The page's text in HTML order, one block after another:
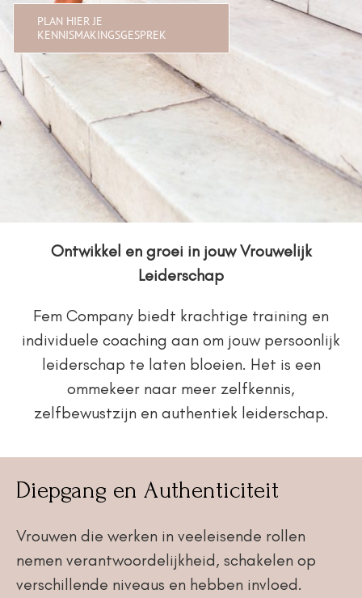
PLAN HIER JE
KENNISMAKINGSGESPREK
Ontwikkel en groei in jouw Vrouwelijk
Leiderschap
Fem Company biedt krachtige training en
individuele coaching aan om jouw persoonlijk
leiderschap te laten bloeien. Het is een
ommekeer naar meer zelfkennis,
zelfbewustzijn en authentiek leiderschap.
Diepgang en Authenticiteit
Vrouwen die werken in veeleisende rollen
nemen verantwoordelijkheid, schakelen op
verschillende niveaus en hebben invloed.